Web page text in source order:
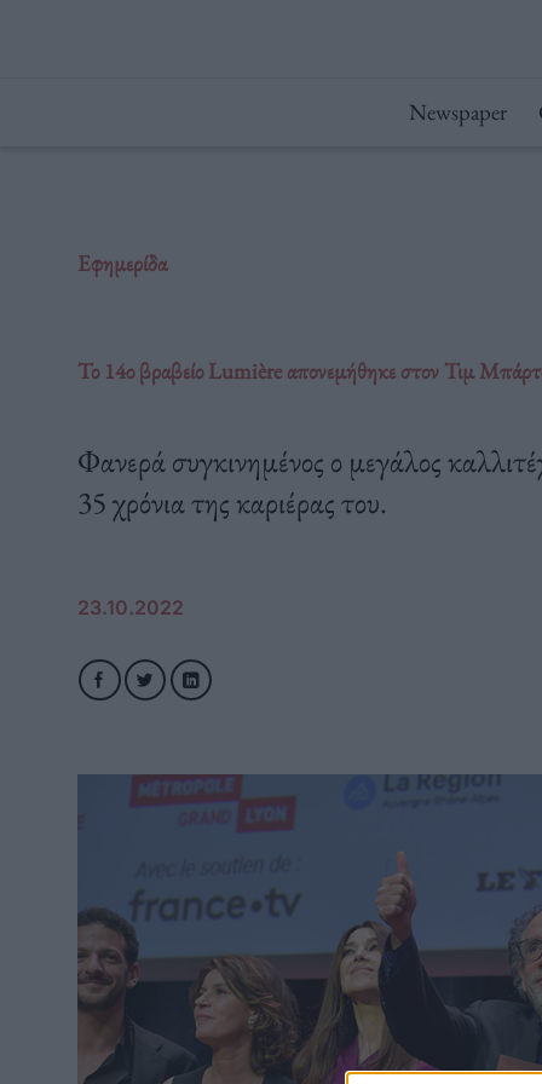
Newspaper
Εφημερίδα
Το 14ο βραβείο Lumière απονεμήθηκε στον Τιμ
Φανερά συγκινημένος ο μεγάλος
35 χρόνια της καριέρας του.
23.10.2022